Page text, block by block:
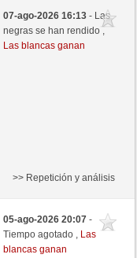
07-ago-2026 16:13- Las
negras se han rendido ,
Las blancas ganan
>> Repetición y análisis
05-ago-2026 20:07-
Tiempo agotado , Las
blancas ganan